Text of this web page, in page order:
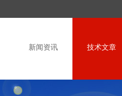
新闻资讯 技术文章